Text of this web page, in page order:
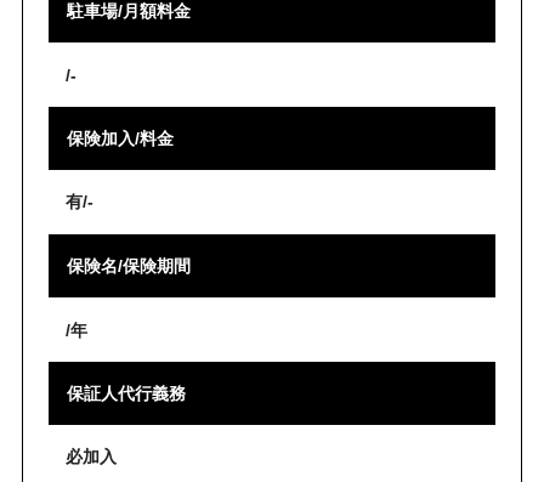
駐車場/月額料金
/-
保険加入/料金
有/-
保険名/保険期間
/年
保証人代行義務
必加入